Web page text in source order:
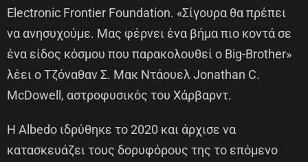
Electronic Frontier Foundation. «Σίγουρα θα πρέπει
να ανησυχούμε. Μας φέρνει ένα βήμα πιο κοντά σε
ένα είδος κόσμου που παρακολουθεί ο Big-Brother»
λέει ο Τζόναθαν Σ. Μακ Ντάουελ Jonathan C.
McDowell, αστροφυσικός του Χάρβαρντ.
Η Albedo ιδρύθηκε το 2020 και άρχισε να
κατασκευάζει τους δορυφόρους της το επόμενο